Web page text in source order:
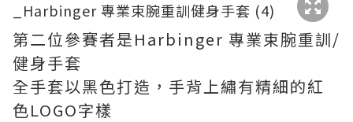
第二位參賽者是Harbinger 專業束腕重訓/
健身手套
全手套以黑色打造，手背上繡有精細的紅
色LOGO字樣